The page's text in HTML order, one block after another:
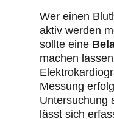
Wer einen
aktiv werden
sollte eine
machen
Messung
Untersuchung
lässt sich